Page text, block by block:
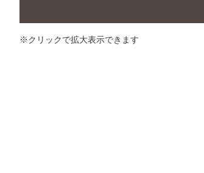
※クリックで拡大表示できます